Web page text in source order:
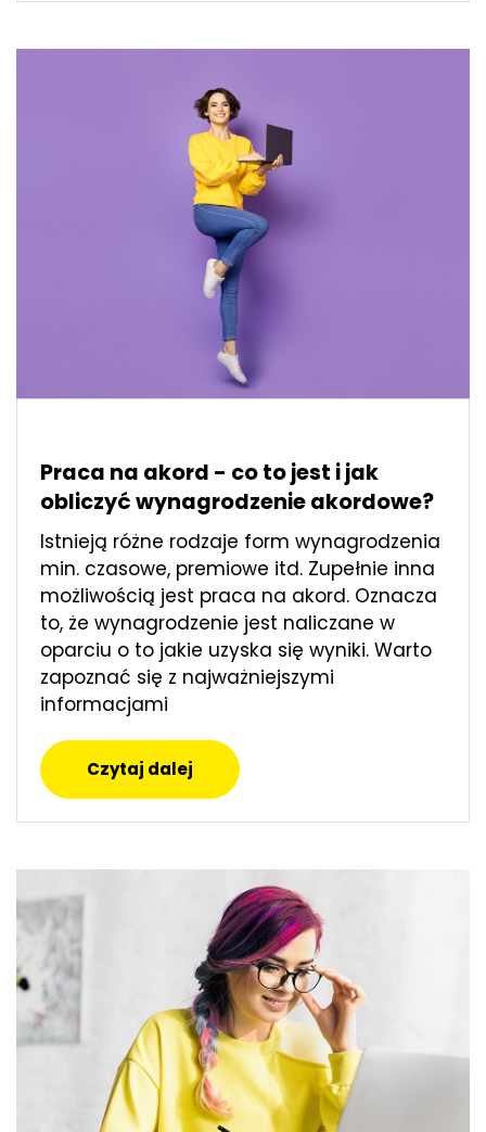
Praca na akord - co to jest i jak
obliczyć wynagrodzenie akordowe?
Istnieją różne rodzaje form wynagrodzenia
min. czasowe, premiowe itd. Zupełnie inna
możliwością jest praca na akord. Oznacza
to, że wynagrodzenie jest naliczane w
oparciu o to jakie uzyska się wyniki. Warto
zapoznać się z najważniejszymi
informacjami
Czytaj dalej